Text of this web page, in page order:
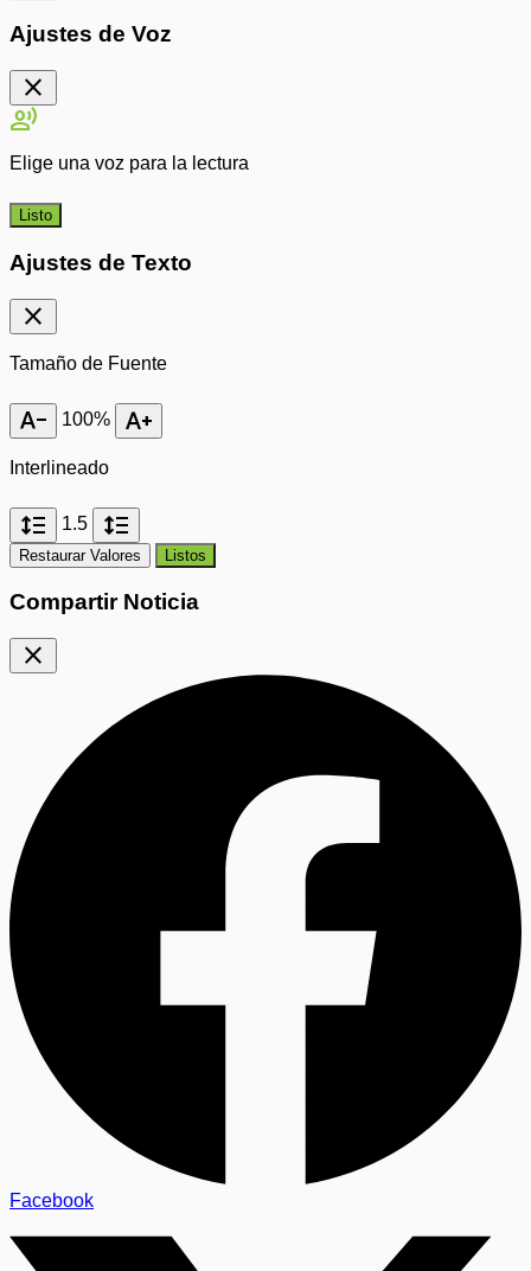
Ajustes de Voz
close
record_voice_over
Elige una voz para la lectura
Listo
Ajustes de Texto
close
Tamaño de Fuente
text_decrease 100% text_increase
Interlineado
format_line_spacing 1.5 format_line_spacing
Restaurar Valores Listos
Compartir Noticia
close
Facebook